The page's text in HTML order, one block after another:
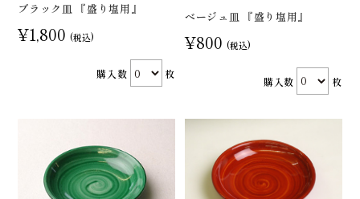
ブラック皿 『盛り塩用』
¥1,800 (税込)
購入数 枚
ベージュ皿 『盛り塩用』
¥800 (税込)
購入数 枚